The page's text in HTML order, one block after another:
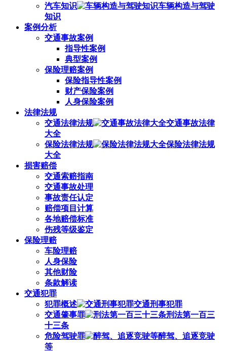
汽车知识
车辆构造与驾驶
知识
案例分析
交通事故案例
指导性案例
典型案例
保险理赔案例
保险指导性案例
财产保险案例
人身保险案例
法律法规
交通法律法规
交通事故法律
大全
保险法律法规
保险法律法规
大全
损害赔偿
交通索赔指南
交通事故处理
事故责任认定
赔偿项目计算
各地赔偿标准
伤残等级鉴定
保险理赔
车险理赔
人身保险
其他财险
条款解读
交通犯罪
犯罪概述
交通刑事犯罪
交通肇事罪
刑法第一百三
十三条
危险驾驶罪
醉驾、追逐竞驶
等